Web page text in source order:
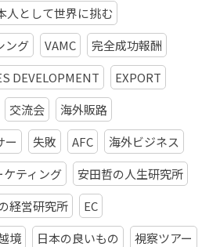
人として世界に挑む
ング
VAMC
完全成功報酬
DEVELOPMENT
EXPORT
交流会
海外販路
ー
失敗 AFC
海外ビジネス
ケティング
安田哲の人生研究所
経営研究所
EC
境 日本の良いもの
視察ツアー